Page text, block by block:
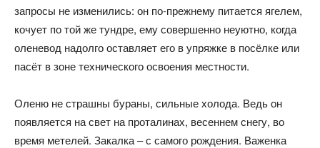
запросы не изменились: он по-прежнему питается ягелем,
кочует по той же тундре, ему совершенно неуютно, когда
оленевод надолго оставляет его в упряжке в посёлке или
пасёт в зоне технического освоения местности.
Оленю не страшны бураны, сильные холода. Ведь он
появляется на свет на проталинах, весеннем снегу, во
время метелей. Закалка – с самого рождения. Важенка